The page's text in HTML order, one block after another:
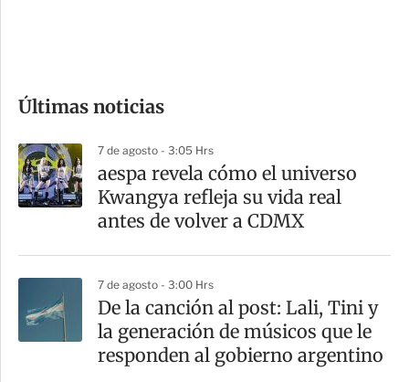
m
a
r
t
Últimas noticias
7 de agosto - 3:05 Hrs
aespa revela cómo el universo
Kwangya refleja su vida real
antes de volver a CDMX
7 de agosto - 3:00 Hrs
De la canción al post: Lali, Tini y
la generación de músicos que le
responden al gobierno argentino